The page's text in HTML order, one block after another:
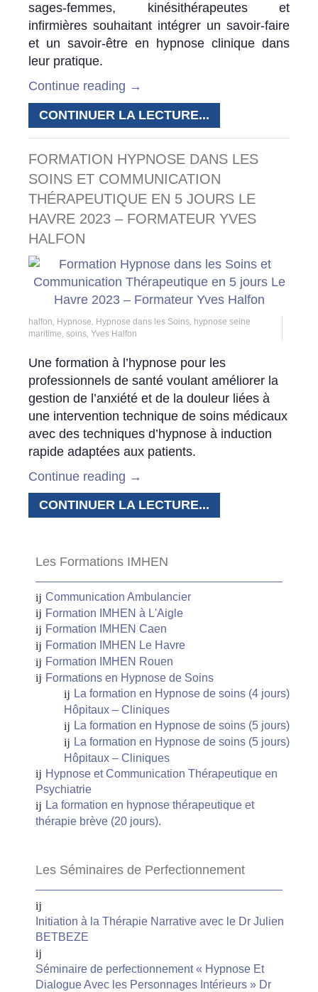
sages-femmes, kinésithérapeutes et
infirmières souhaitant intégrer un savoir-faire
et un savoir-être en hypnose clinique dans
leur pratique.
Continue reading →
CONTINUER LA LECTURE...
FORMATION HYPNOSE DANS LES
SOINS ET COMMUNICATION
THÉRAPEUTIQUE EN 5 JOURS LE
HAVRE 2023 – FORMATEUR YVES
HALFON
halfon Hypnose Hypnose dans les Soins hypnose seine
maritime soins Yves Halfon
Une formation à l’hypnose pour les
professionnels de santé voulant améliorer la
gestion de l’anxiété et de la douleur liées à
une intervention technique de soins médicaux
avec des techniques d’hypnose à induction
rapide adaptées aux patients.
Continue reading →
CONTINUER LA LECTURE...
Les Formations IMHEN
Communication Ambulancier
Formation IMHEN à L'Aigle
Formation IMHEN Caen
Formation IMHEN Le Havre
Formation IMHEN Rouen
Formations en Hypnose de Soins
La formation en Hypnose de soins (4 jours)
Hôpitaux – Cliniques
La formation en Hypnose de soins (5 jours)
La formation en Hypnose de soins (5 jours)
Hôpitaux – Cliniques
Hypnose et Communication Thérapeutique en
Psychiatrie
La formation en hypnose thérapeutique et
thérapie brève (20 jours).
Les Séminaires de Perfectionnement
Initiation à la Thérapie Narrative avec le Dr Julien
BETBEZE
Séminaire de perfectionnement « Hypnose Et
Dialogue Avec les Personnages Intérieurs » Dr